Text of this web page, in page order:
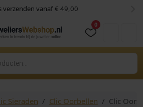
verzenden vanaf € 49,00
0
Sieraden Clic Oorbellen Clic